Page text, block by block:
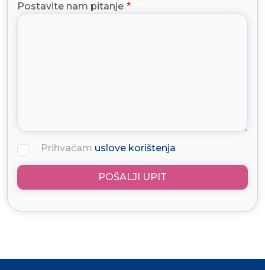
Postavite nam pitanje
Prihvaćam uslove korištenja
POŠALJI UPIT